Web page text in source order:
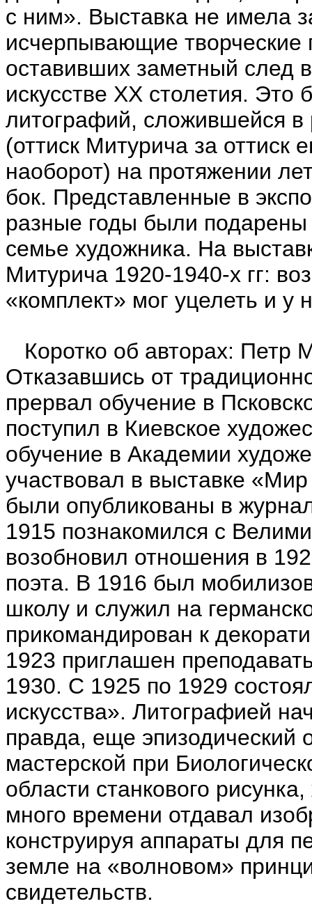
с ним». Выставка не имела
исчерпывающие творческие
оставивших заметный след
искусстве ХХ столетия. Это
литографий, сложившейся в
(оттиск Митурича за оттиск
наоборот) на протяжении
бок. Представленные в
разные годы были
семье художника. На
Митурича 1920-1940-х гг:
«комплект» мог уцелеть и у
Коротко об авторах: Петр
Отказавшись от
прервал обучение в
поступил в Киевское
обучение в Академии
участвовал в выставке
были опубликованы в
1915 познакомился с
возобновил отношения в
поэта. В 1916 был
школу и служил на
прикомандирован к
1923 приглашен
1930. С 1925 по 1929
искусства». Литографией
правда, еще эпизодический
мастерской при
области станкового
много времени отдавал
конструируя аппараты для
земле на «волновом»
свидетельств.